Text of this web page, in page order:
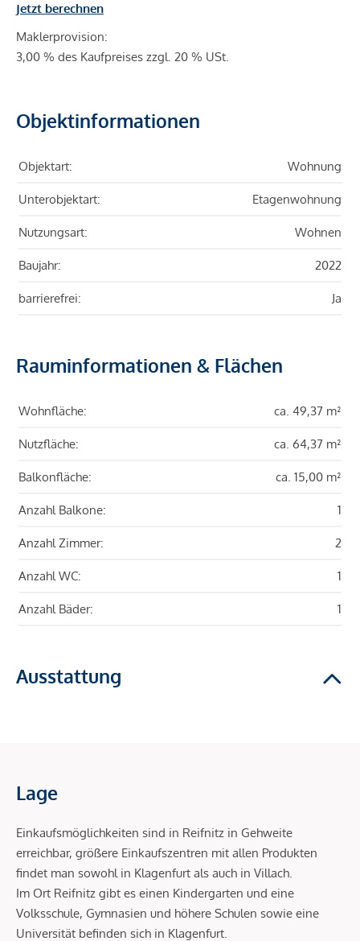
Jetzt berechnen
Maklerprovision:
3,00 % des Kaufpreises zzgl. 20 % USt.
Objektinformationen
Objektart: Wohnung
Unterobjektart: Etagenwohnung
Nutzungsart: Wohnen
Baujahr: 2022
barrierefrei: Ja
Rauminformationen & Flächen
Wohnfläche: ca. 49,37 m²
Nutzfläche: ca. 64,37 m²
Balkonfläche: ca. 15,00 m²
Anzahl Balkone: 1
Anzahl Zimmer: 2
Anzahl WC: 1
Anzahl Bäder: 1
Ausstattung
Lage
Einkaufsmöglichkeiten sind in Reifnitz in Gehweite
erreichbar, größere Einkaufszentren mit allen Produkten
findet man sowohl in Klagenfurt als auch in Villach.
Im Ort Reifnitz gibt es einen Kindergarten und eine
Volksschule, Gymnasien und höhere Schulen sowie eine
Universität befinden sich in Klagenfurt.